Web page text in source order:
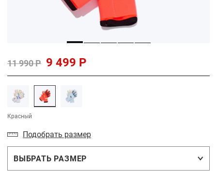
11 990 Р 9 499 Р
Красный
Подобрать размер
ВЫБРАТЬ РАЗМЕР